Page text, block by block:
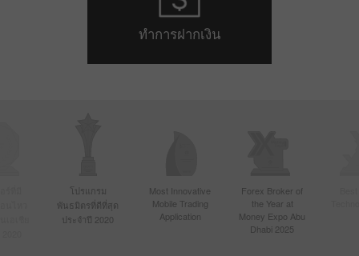
ทำการฝากเงิน
โปรแกรม
พันธมิตรที่ดีที่สุด
ประจำปี 2020
Most Innovative
Mobile Trading
Application
Forex Broker of
the Year at
Money Expo Abu
Dhabi 2025